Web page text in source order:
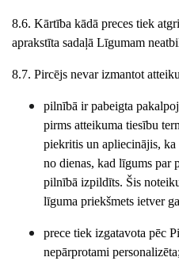
8.6. Kārtība kādā preces tiek
aprakstīta sadaļā Līgumam
8.7. Pircējs nevar izmantot
pilnībā ir pabeigta
pirms atteikuma tiesību
piekritis un apliecinājis, ka
no dienas, kad līgums par
pilnībā izpildīts. Šis
līguma priekšmets ietver
prece tiek izgatavota pēc
nepārprotami personalizēta;